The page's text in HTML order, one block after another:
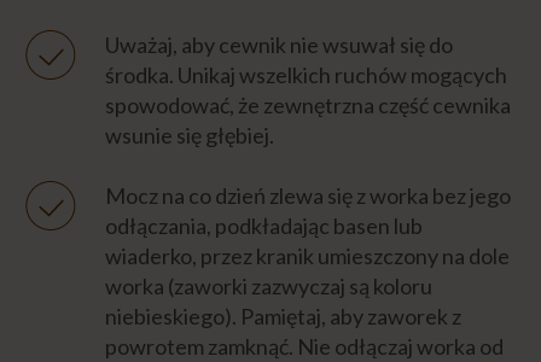
Uważaj, aby cewnik nie wsuwał się do
środka. Unikaj wszelkich ruchów mogących
spowodować, że zewnętrzna część cewnika
wsunie się głębiej.
Mocz na co dzień zlewa się z worka bez jego
odłączania, podkładając basen lub
wiaderko, przez kranik umieszczony na dole
worka (zaworki zazwyczaj są koloru
niebieskiego). Pamiętaj, aby zaworek z
powrotem zamknąć. Nie odłączaj worka od